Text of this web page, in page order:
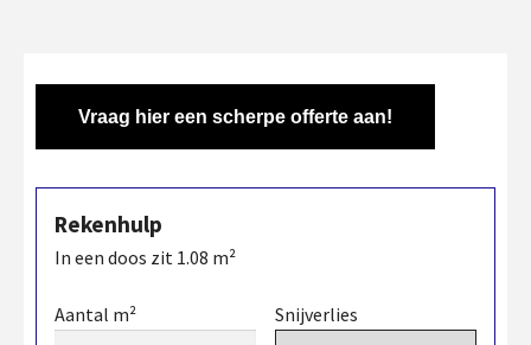
Vraag hier een scherpe offerte aan!
Rekenhulp
In een doos zit 1.08 m²
Aantal m² Snijverlies